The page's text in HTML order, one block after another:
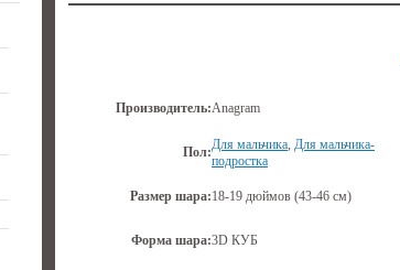
Производитель:Anagram
Пол:Для мальчика, Для мальчика-
подростка
Размер шара:18-19 дюймов (43-46 см)
Форма шара:3D КУБ